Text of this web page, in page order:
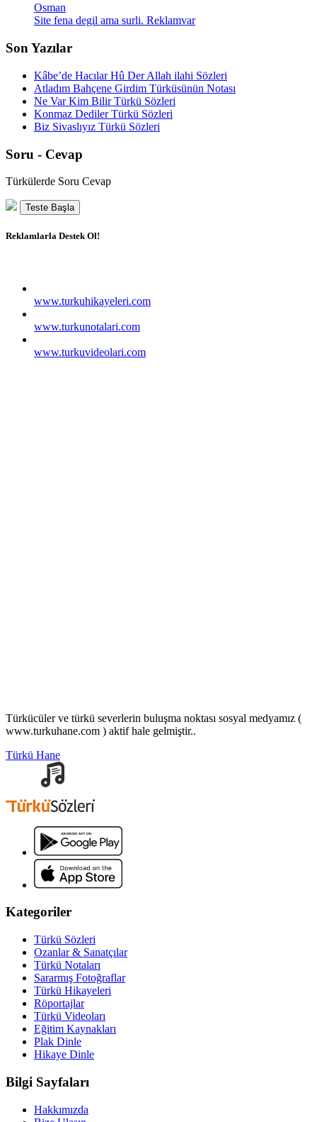
Osman
Site fena degil ama surli. Reklamvar
Son Yazılar
Kâbe’de Hacılar Hû Der Allah ilahi Sözleri
Atladım Bahçene Girdim Türküsünün Notası
Ne Var Kim Bilir Türkü Sözleri
Konmaz Dediler Türkü Sözleri
Biz Sivaslıyız Türkü Sözleri
Soru - Cevap
Türkülerde Soru Cevap
Teste Başla
Reklamlarla Destek Ol!
www.turkuhikayeleri.com
www.turkunotalari.com
www.turkuvideolari.com
Türkücüler ve türkü severlerin buluşma noktası sosyal medyamız (
www.turkuhane.com ) aktif hale gelmiştir..
Türkü Hane
Kategoriler
Türkü Sözleri
Ozanlar & Sanatçılar
Türkü Notaları
Sararmış Fotoğraflar
Türkü Hikayeleri
Röportajlar
Türkü Videoları
Eğitim Kaynakları
Plak Dinle
Hikaye Dinle
Bilgi Sayfaları
Hakkımızda